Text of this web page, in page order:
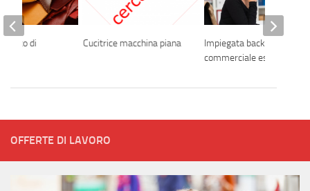
Cucitrice macchina piana
Impiegata back office
commerciale estero
banco di
OFFERTE DI LAVORO